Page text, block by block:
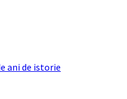
ani de istorie